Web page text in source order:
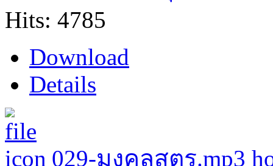
Hits: 4785
Download
Details
029-มงคลสูตร.mp3